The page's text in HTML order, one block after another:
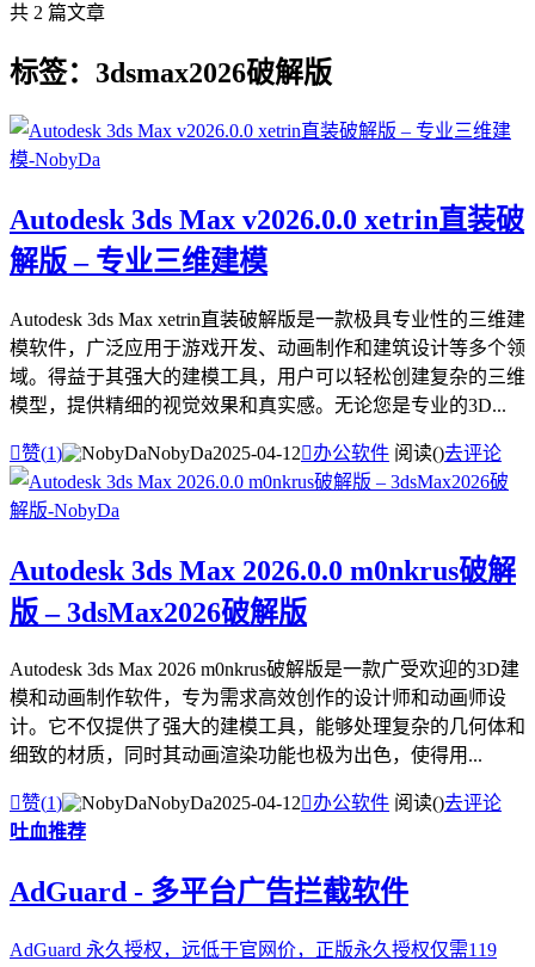
共 2 篇文章
标签：3dsmax2026破解版
Autodesk 3ds Max v2026.0.0 xetrin直装破
解版 – 专业三维建模
Autodesk 3ds Max xetrin直装破解版是一款极具专业性的三维建
模软件，广泛应用于游戏开发、动画制作和建筑设计等多个领
域。得益于其强大的建模工具，用户可以轻松创建复杂的三维
模型，提供精细的视觉效果和真实感。无论您是专业的3D...
赞(1) NobyDa2025-04-12办公软件 阅读()去评论
Autodesk 3ds Max 2026.0.0 m0nkrus破解
版 – 3dsMax2026破解版
Autodesk 3ds Max 2026 m0nkrus破解版是一款广受欢迎的3D建
模和动画制作软件，专为需求高效创作的设计师和动画师设
计。它不仅提供了强大的建模工具，能够处理复杂的几何体和
细致的材质，同时其动画渲染功能也极为出色，使得用...
赞(1) NobyDa2025-04-12办公软件 阅读()去评论
吐血推荐
AdGuard - 多平台广告拦截软件
AdGuard 永久授权，远低于官网价，正版永久授权仅需119